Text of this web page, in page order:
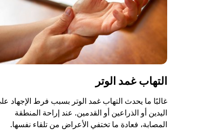
التهاب غمد الوتر
غالبًا ما يحدث التهاب غمد الوتر بسبب فرط الإجهاد
اليدين أو الذراعين أو القدمين. عند إراحة المنطقة
المصابة، فعادة ما تختفي الأعراض من تلقاء نفسها.